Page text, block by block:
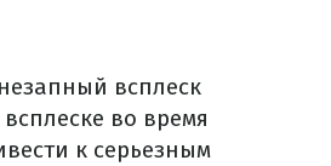
всплеск
во время
к серьезным